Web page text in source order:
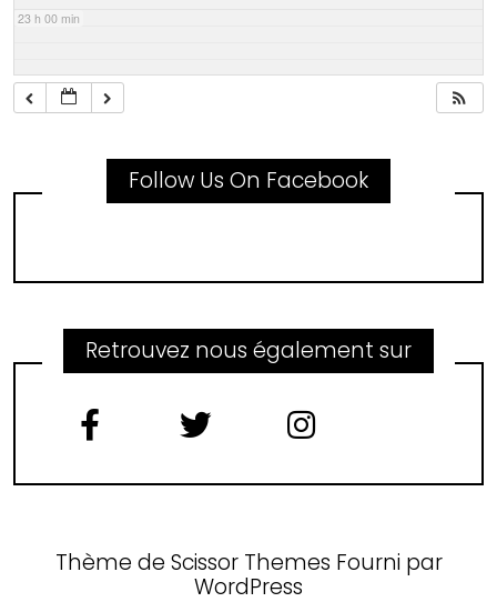
23 h 00 min
Follow Us On Facebook
Retrouvez nous également sur
Thème de Scissor Themes Fourni par
WordPress